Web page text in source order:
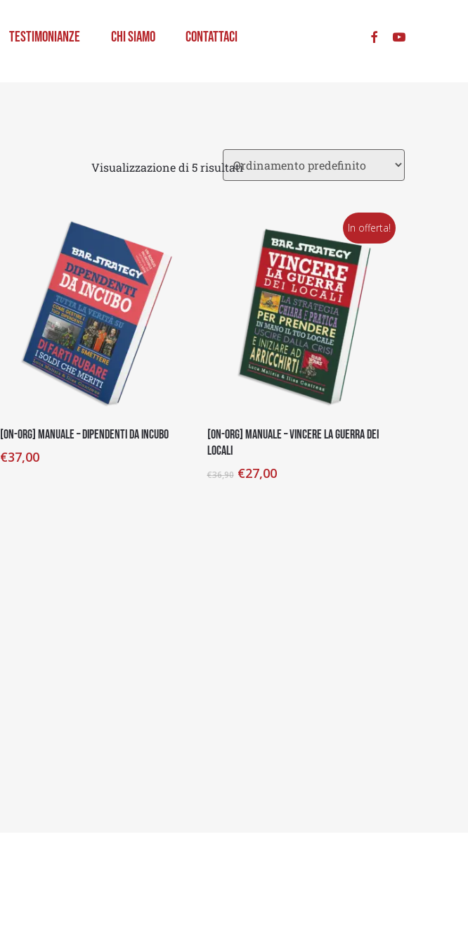
Testimonianze Chi Siamo Contattaci
Visualizzazione di 5 risultati
Aggiungi Al Carrello
[on-org] Manuale – Dipendenti da Incubo
€37,00
In offerta!
Aggiungi Al Carrello
[on-org] Manuale – Vincere la Guerra dei
Locali
€36,90 €27,00